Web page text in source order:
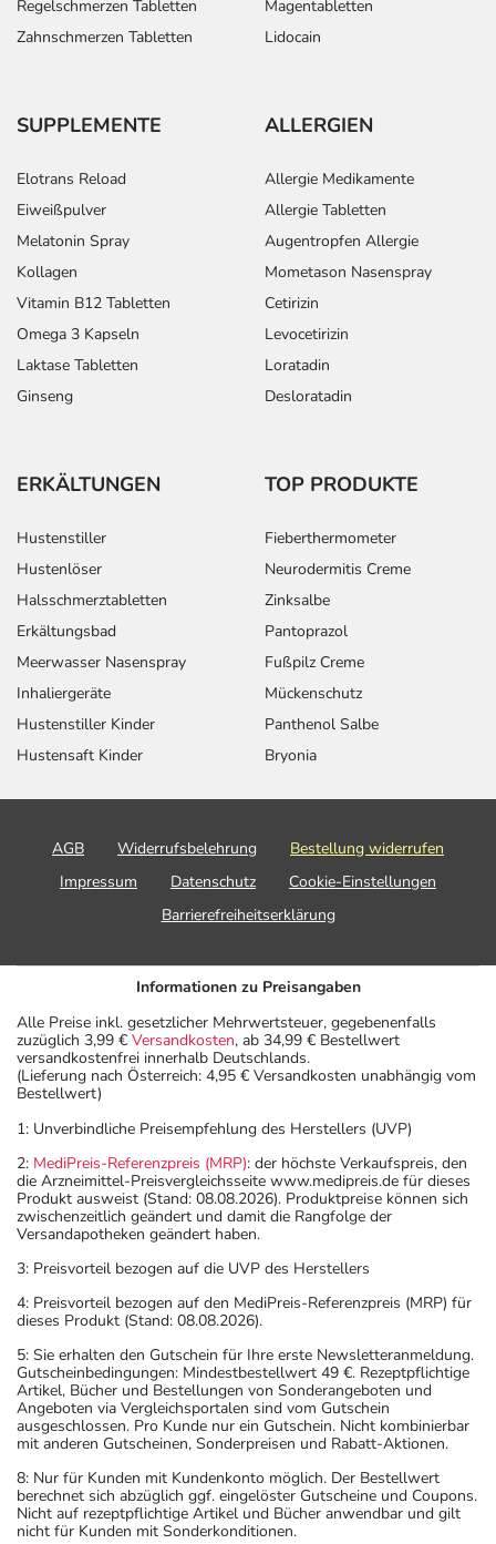
Regelschmerzen Tabletten
Zahnschmerzen Tabletten
Magentabletten
Lidocain
SUPPLEMENTE
Elotrans Reload
Eiweißpulver
Melatonin Spray
Kollagen
Vitamin B12 Tabletten
Omega 3 Kapseln
Laktase Tabletten
Ginseng
ALLERGIEN
Allergie Medikamente
Allergie Tabletten
Augentropfen Allergie
Mometason Nasenspray
Cetirizin
Levocetirizin
Loratadin
Desloratadin
ERKÄLTUNGEN
Hustenstiller
Hustenlöser
Halsschmerztabletten
Erkältungsbad
Meerwasser Nasenspray
Inhaliergeräte
Hustenstiller Kinder
Hustensaft Kinder
TOP PRODUKTE
Fieberthermometer
Neurodermitis Creme
Zinksalbe
Pantoprazol
Fußpilz Creme
Mückenschutz
Panthenol Salbe
Bryonia
AGB Widerrufsbelehrung
Bestellung widerrufen
Impressum
Datenschutz
Cookie-Einstellungen
Barrierefreiheitserklärung
Informationen zu Preisangaben
Alle Preise inkl. gesetzlicher Mehrwertsteuer, gegebenenfalls
zuzüglich 3,99 € Versandkosten, ab 34,99 € Bestellwert
versandkostenfrei innerhalb Deutschlands.
(Lieferung nach Österreich: 4,95 € Versandkosten unabhängig vom
Bestellwert)
1: Unverbindliche Preisempfehlung des Herstellers (UVP)
2: MediPreis-Referenzpreis (MRP): der höchste Verkaufspreis, den
die Arzneimittel-Preisvergleichsseite www.medipreis.de für dieses
Produkt ausweist (Stand: 08.08.2026). Produktpreise können sich
zwischenzeitlich geändert und damit die Rangfolge der
Versandapotheken geändert haben.
3: Preisvorteil bezogen auf die UVP des Herstellers
4: Preisvorteil bezogen auf den MediPreis-Referenzpreis (MRP) für
dieses Produkt (Stand: 08.08.2026).
5: Sie erhalten den Gutschein für Ihre erste Newsletteranmeldung.
Gutscheinbedingungen: Mindestbestellwert 49 €. Rezeptpflichtige
Artikel, Bücher und Bestellungen von Sonderangeboten und
Angeboten via Vergleichsportalen sind vom Gutschein
ausgeschlossen. Pro Kunde nur ein Gutschein. Nicht kombinierbar
mit anderen Gutscheinen, Sonderpreisen und Rabatt-Aktionen.
8: Nur für Kunden mit Kundenkonto möglich. Der Bestellwert
berechnet sich abzüglich ggf. eingelöster Gutscheine und Coupons.
Nicht auf rezeptpflichtige Artikel und Bücher anwendbar und gilt
nicht für Kunden mit Sonderkonditionen.